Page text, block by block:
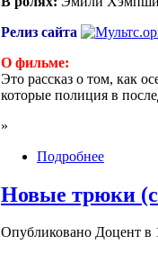
Релиз сайта
О фильме:
Это рассказ о том, как
которые полиция в
»
Подробнее
Новые трюки
Опубликовано Доцент в